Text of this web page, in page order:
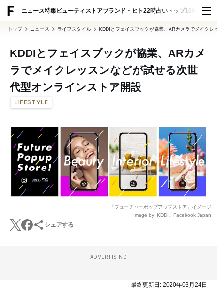
ニュース特集ビューティ ストアブランド・ヒト22時占い トップ100 スナッ
トップ ニュース ライフスタイル KDDIとフェイスブックが協業、ARカメラでメイク
KDDIとフェイスブックが協業、ARカメ
ラでメイクレッスンなどが試せる次世
代型オンラインストア開設
LIFESTYLE
「フューチャーポップアップストア」イメージ
Image by: KDDI、Facebook Japan
シェアする
ADVERTISING
最終更新日: 2020年03月24日